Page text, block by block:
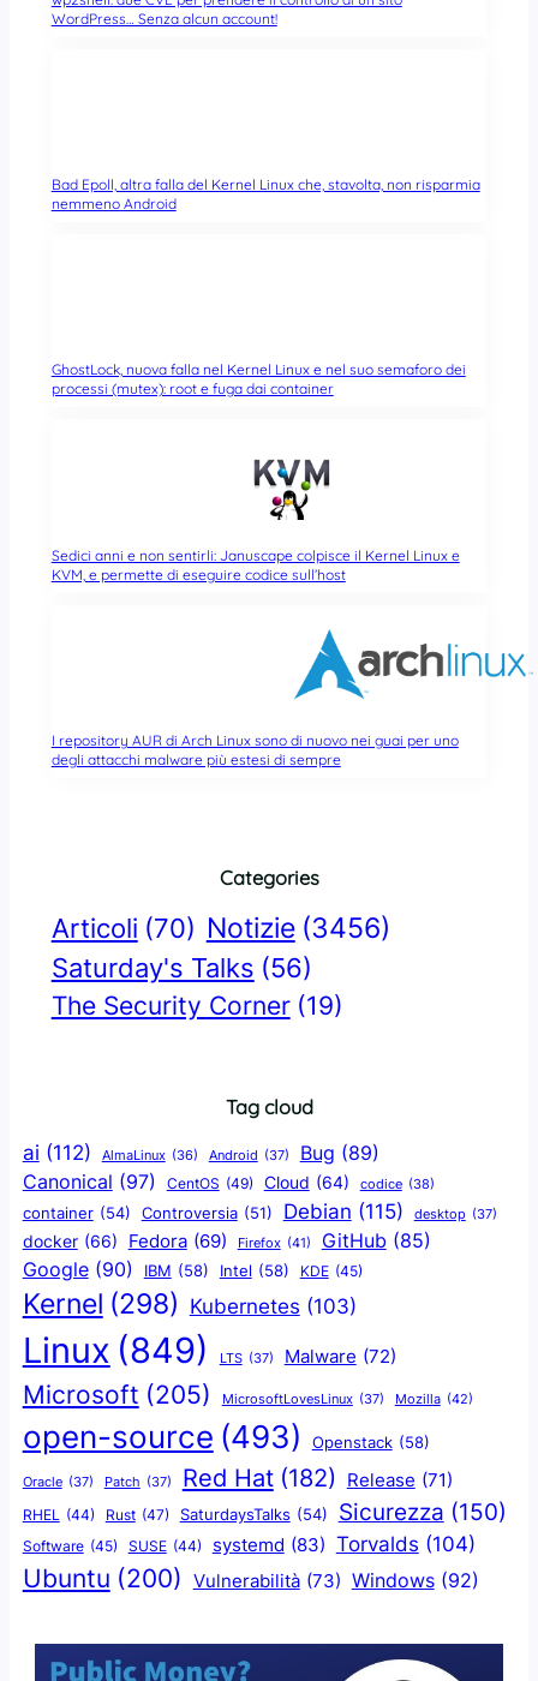
WordPress… Senza alcun account!
Bad Epoll, altra falla del Kernel Linux che, stavolta, non risparmia
nemmeno Android
GhostLock, nuova falla nel Kernel Linux e nel suo semaforo dei
processi (mutex): root e fuga dai container
Sedici anni e non sentirli: Januscape colpisce il Kernel Linux e
KVM, e permette di eseguire codice sull’host
I repository AUR di Arch Linux sono di nuovo nei guai per uno
degli attacchi malware più estesi di sempre
Categories
Articoli (70) Notizie (3456)
Saturday's Talks (56)
The Security Corner (19)
Tag cloud
ai (112) AlmaLinux (36) Android (37) Bug (89)
Canonical (97) CentOS (49) Cloud (64) codice (38)
container (54) Controversia (51) Debian (115) desktop (37)
docker (66) Fedora (69) Firefox (41) GitHub (85)
Google (90) IBM (58) Intel (58) KDE (45)
Kernel (298) Kubernetes (103)
Linux (849) LTS (37) Malware (72)
Microsoft (205) MicrosoftLovesLinux (37) Mozilla (42)
open-source (493) Openstack (58)
Oracle (37) Patch (37) Red Hat (182) Release (71)
RHEL (44) Rust (47) SaturdaysTalks (54) Sicurezza (150)
Software (45) SUSE (44) systemd (83) Torvalds (104)
Ubuntu (200) Vulnerabilità (73) Windows (92)